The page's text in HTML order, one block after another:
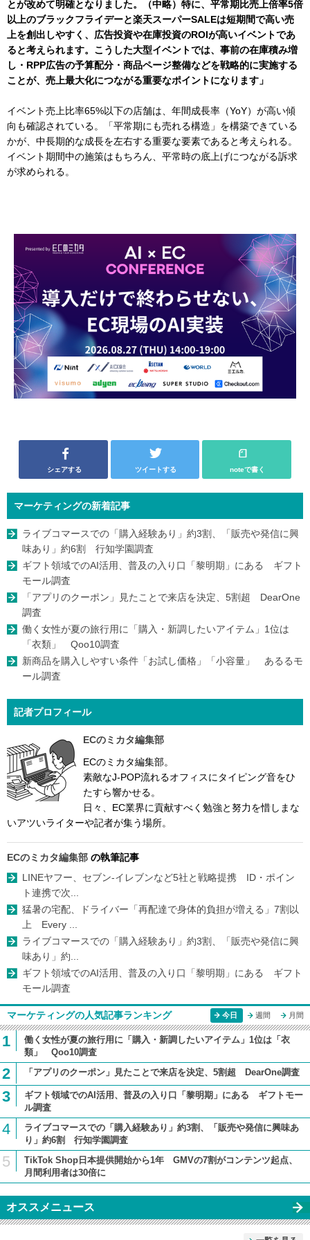
とが改めて明確となりました。（中略）特に、平常期比売上倍率5倍
以上のブラックフライデーと楽天スーパーSALEは短期間で高い売
上を創出しやすく、広告投資や在庫投資のROIが高いイベントであ
ると考えられます。こうした大型イベントでは、事前の在庫積み増
し・RPP広告の予算配分・商品ページ整備などを戦略的に実施する
ことが、売上最大化につながる重要なポイントになります」
イベント売上比率65%以下の店舗は、年間成長率（YoY）が高い傾
向も確認されている。「平常期にも売れる構造」を構築できている
かが、中長期的な成長を左右する重要な要素であると考えられる。
イベント期間中の施策はもちろん、平常時の底上げにつながる訴求
が求められる。
シェアする ツイートする noteで書く
マーケティングの新着記事
ライブコマースでの「購入経験あり」約3割、「販売や発信に興
味あり」約6割 行知学園調査
ギフト領域でのAI活用、普及の入り口「黎明期」にある ギフト
モール調査
「アプリのクーポン」見たことで来店を決定、5割超 DearOne
調査
働く女性が夏の旅行用に「購入・新調したいアイテム」1位は
「衣類」 Qoo10調査
新商品を購入しやすい条件「お試し価格」「小容量」 あるるモ
ール調査
記者プロフィール
ECのミカタ編集部
ECのミカタ編集部。
素敵なJ-POP流れるオフィスにタイピング音をひ
たすら響かせる。
日々、EC業界に貢献すべく勉強と努力を惜しまな
いアツいライターや記者が集う場所。
ECのミカタ編集部 の執筆記事
LINEヤフー、セブン-イレブンなど5社と戦略提携 ID・ポイン
ト連携で次...
猛暑の宅配、ドライバー「再配達で身体的負担が増える」7割以
上 Every ...
ライブコマースでの「購入経験あり」約3割、「販売や発信に興
味あり」約...
ギフト領域でのAI活用、普及の入り口「黎明期」にある ギフト
モール調査
マーケティングの人気記事ランキング 今日 週間 月間
1
働く女性が夏の旅行用に「購入・新調したいアイテム」1位は「衣
類」 Qoo10調査
2 「アプリのクーポン」見たことで来店を決定、5割超 DearOne調査
3
ギフト領域でのAI活用、普及の入り口「黎明期」にある ギフトモー
ル調査
4
ライブコマースでの「購入経験あり」約3割、「販売や発信に興味あ
り」約6割 行知学園調査
5
TikTok Shop日本提供開始から1年 GMVの7割がコンテンツ起点、
月間利用者は30倍に
オススメニュース